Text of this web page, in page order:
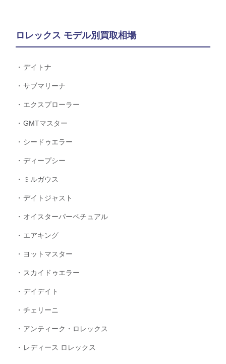
ロレックス モデル別買取相場
デイトナ
サブマリーナ
エクスプローラー
GMTマスター
シードゥエラー
ディープシー
ミルガウス
デイトジャスト
オイスターパーペチュアル
エアキング
ヨットマスター
スカイドゥエラー
デイデイト
チェリーニ
アンティーク・ロレックス
レディース ロレックス